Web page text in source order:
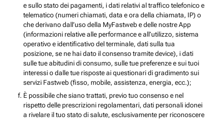
e sullo stato dei pagamenti, i dati relativi al traffico telefonico e
telematico (numeri chiamati, data e ora della chiamata, IP) o
che derivano dall’uso della MyFastweb e delle nostre App
(informazioni relative alle performance e all’utilizzo, sistema
operativo e identificativo del terminale, dati sulla tua
posizione, se ne hai dato il consenso tramite device), i dati
sulle tue abitudini di consumo, sulle tue preferenze e sui tuoi
interessi o dalle tue risposte ai questionari di gradimento sui
servizi Fastweb (fisso, mobile, assistenza, energia, ecc.);
È possibile che siano trattati, previo tuo consenso e nel
rispetto delle prescrizioni regolamentari, dati personali idonei
a rivelare il tuo stato di salute, esclusivamente per riconoscere